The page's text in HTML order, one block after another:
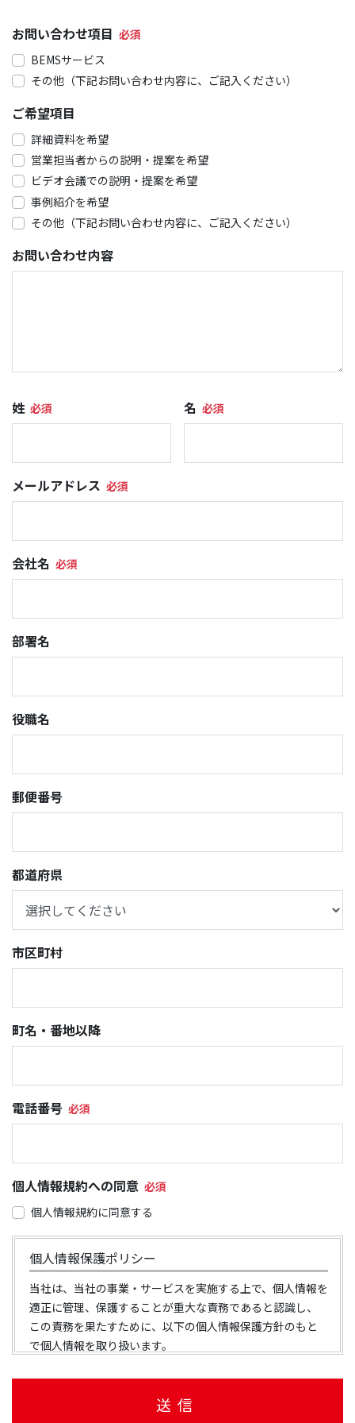
お問い合わせ項目
BEMSサービス
その他（下記お問い合わせ内容に、ご記入ください）
ご希望項目
詳細資料を希望
営業担当者からの説明・提案を希望
ビデオ会議での説明・提案を希望
事例紹介を希望
その他（下記お問い合わせ内容に、ご記入ください）
お問い合わせ内容
姓 名
メールアドレス
会社名
部署名
役職名
郵便番号
都道府県
市区町村
町名・番地以降
電話番号
個人情報規約への同意
個人情報規約に同意する
個人情報保護ポリシー
当社は、当社の事業・サービスを実施する上で、個人情報を
適正に管理、保護することが重大な責務であると認識し、
この責務を果たすために、以下の個人情報保護方針のもと
で個人情報を取り扱います。
法律等の遵守について
当社は、個人情報を適正に管理することはコンプライ